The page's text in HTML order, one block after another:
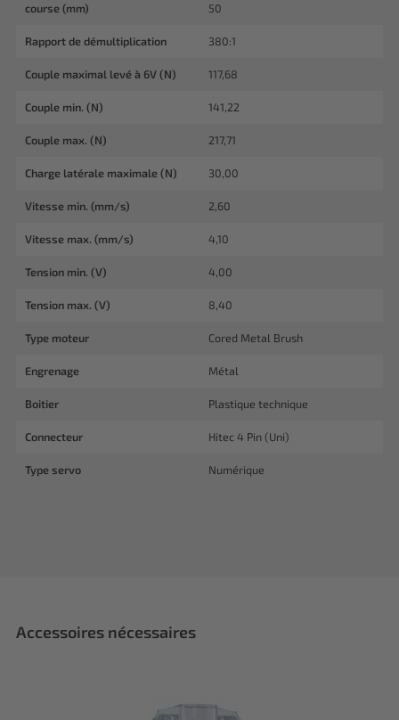
course (mm) 50
Rapport de démultiplication 380:1
Couple maximal levé à 6V (N) 117,68
Couple min. (N) 141,22
Couple max. (N) 217,71
Charge latérale maximale (N) 30,00
Vitesse min. (mm/s) 2,60
Vitesse max. (mm/s) 4,10
Tension min. (V) 4,00
Tension max. (V) 8,40
Type moteur Cored Metal Brush
Engrenage Métal
Boitier Plastique technique
Connecteur Hitec 4 Pin (Uni)
Type servo Numérique
Accessoires nécessaires